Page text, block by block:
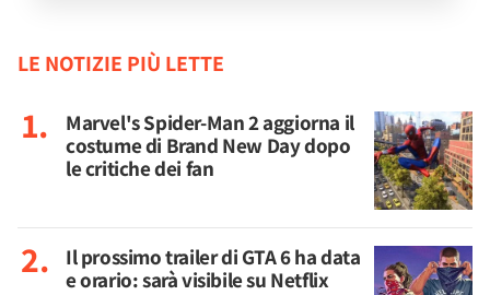
LE NOTIZIE PIÙ LETTE
Marvel's Spider-Man 2 aggiorna il
costume di Brand New Day dopo
le critiche dei fan
Il prossimo trailer di GTA 6 ha data
e orario: sarà visibile su Netflix